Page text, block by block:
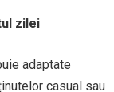
zilei
adaptate
casual sau